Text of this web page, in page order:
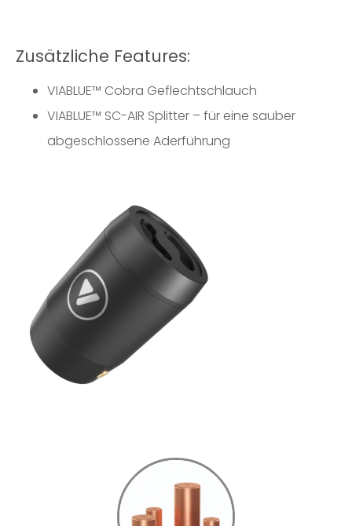
Zusätzliche Features:
VIABLUE™ Cobra Geflechtschlauch
VIABLUE™ SC-AIR Splitter – für eine sauber
abgeschlossene Aderführung